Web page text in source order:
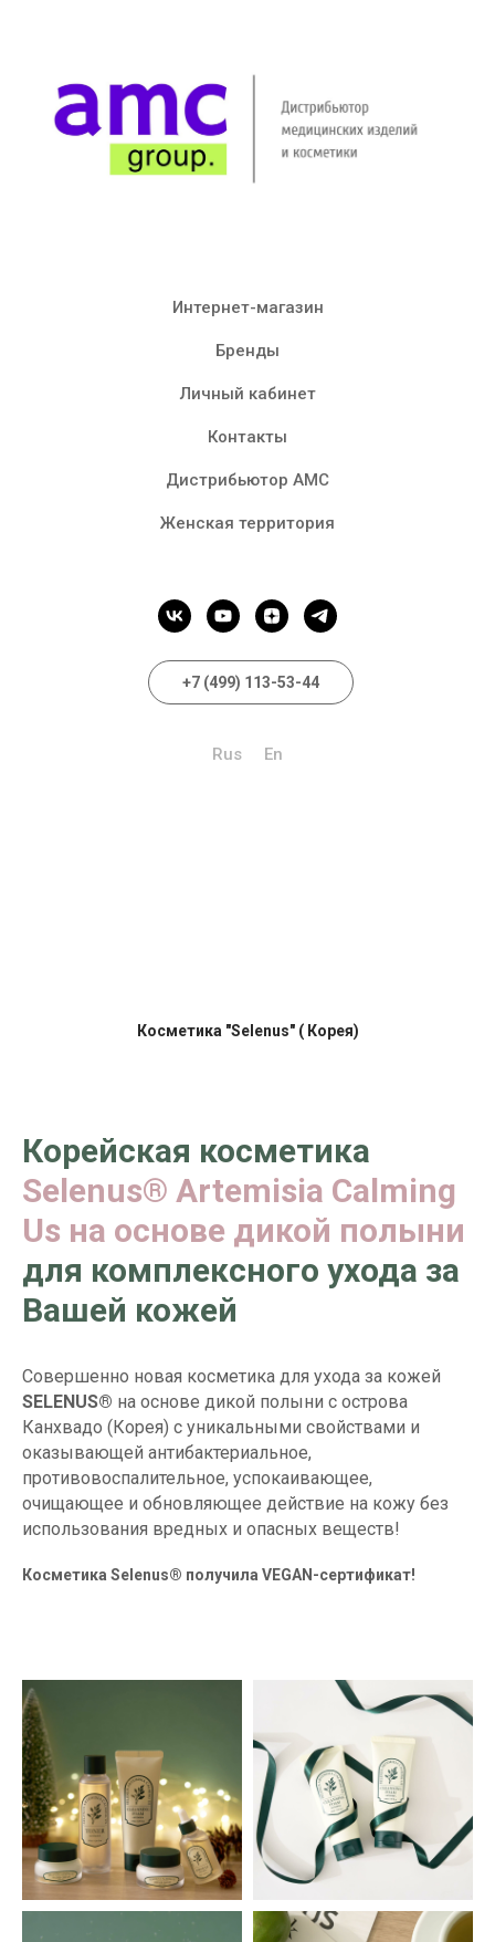
Интернет-магазин
Бренды
Личный кабинет
Контакты
Дистрибьютор AMC
Женская территория
+7 (499) 113-53-44
Rus En
Косметика "Selenus" ( Корея)
Корейская косметика
Selenus® Artemisia Calming
Us на основе дикой полыни
для комплексного ухода за
Вашей кожей
Совершенно новая косметика для ухода за кожей
SELENUS® на основе дикой полыни с острова
Канхвадо (Корея) с уникальными свойствами и
оказывающей антибактериальное,
противовоспалительное, успокаивающее,
очищающее и обновляющее действие на кожу без
использования вредных и опасных веществ!
Косметика Selenus® получила VEGAN-сертификат!